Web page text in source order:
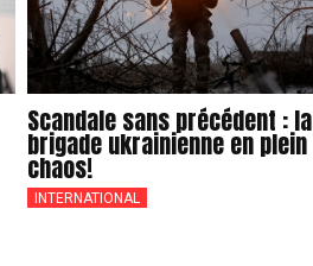
Scandale sans précédent : la
brigade ukrainienne en plein
chaos!
INTERNATIONAL